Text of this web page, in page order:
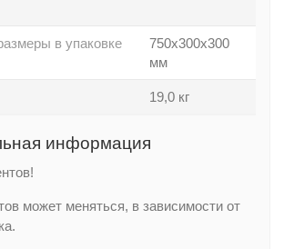
в упаковке
750х300х300
мм
19,0 кг
информация
может меняться, в зависимости от